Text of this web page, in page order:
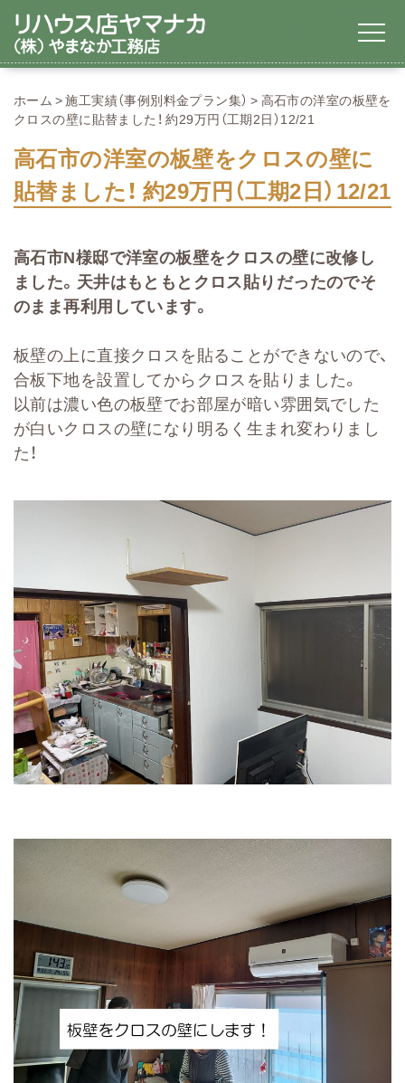
ホーム 施工実績（事例別料金プラン集）
高石市の洋室の板壁を
クロスの壁に貼替ました！ 約29万円（工期2日）12/21
高石市の洋室の板壁をクロスの壁に
貼替ました！ 約29万円（工期2日）12/21
高石市N様邸で洋室の板壁をクロスの壁に改修し
ました。天井はもともとクロス貼りだったのでそ
のまま再利用しています。
板壁の上に直接クロスを貼ることができないので、
合板下地を設置してからクロスを貼りました。
以前は濃い色の板壁でお部屋が暗い雰囲気でした
が白いクロスの壁になり明るく生まれ変わりまし
た！